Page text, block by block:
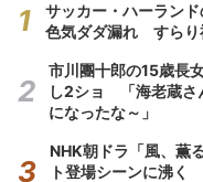
サッカー・ハーラン
色気ダダ漏れ すらり
市川團十郎の15歳長
し2ショ 「海老蔵さ
になったな～」
NHK朝ドラ「風、薫
ト登場シーンに沸く